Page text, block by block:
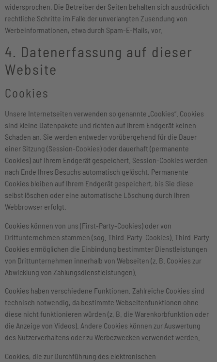
widersprochen. Die Betreiber der Seiten behalten sich ausdrücklich
rechtliche Schritte im Falle der unverlangten Zusendung von
Werbeinformationen, etwa durch Spam-E-Mails, vor.
4. Datenerfassung auf dieser
Website
Cookies
Unsere Internetseiten verwenden so genannte „Cookies“. Cookies
sind kleine Datenpakete und richten auf Ihrem Endgerät keinen
Schaden an. Sie werden entweder vorübergehend für die Dauer
einer Sitzung (Session-Cookies) oder dauerhaft (permanente
Cookies) auf Ihrem Endgerät gespeichert. Session-Cookies werden
nach Ende Ihres Besuchs automatisch gelöscht. Permanente
Cookies bleiben auf Ihrem Endgerät gespeichert, bis Sie diese
selbst löschen oder eine automatische Löschung durch Ihren
Webbrowser erfolgt.
Cookies können von uns (First-Party-Cookies) oder von
Drittunternehmen stammen (sog. Third-Party-Cookies). Third-Party-
Cookies ermöglichen die Einbindung bestimmter Dienstleistungen
von Drittunternehmen innerhalb von Webseiten (z. B. Cookies zur
Abwicklung von Zahlungsdienstleistungen).
Cookies haben verschiedene Funktionen. Zahlreiche Cookies sind
technisch notwendig, da bestimmte Webseitenfunktionen ohne
diese nicht funktionieren würden (z. B. die Warenkorbfunktion oder
die Anzeige von Videos). Andere Cookies können zur Auswertung
des Nutzerverhaltens oder zu Werbezwecken verwendet werden.
Cookies, die zur Durchführung des elektronischen